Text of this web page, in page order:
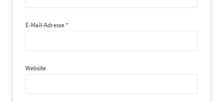
E-Mail-Adresse *
Website